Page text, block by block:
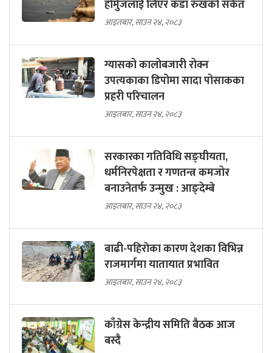
होर्मुजलाई लिएर कडा रुखको संकेत
आइतबार, साउन २४, २०८३
ग्यासको कालोबजारी रोक्न
उपत्यकाका डिपोमा सादा पोसाकका
प्रहरी परिचालन
आइतबार, साउन २४, २०८३
सरकारका गतिविधि सङ्घीयता,
धर्मनिरपेक्षता र गणतन्त्र कमजोर
बनाउनेतर्फ उन्मुख : आङ्देम्बे
आइतबार, साउन २४, २०८३
बाढी-पहिराेका कारण देशका विभिन्न
राजमार्गमा यातायात प्रभावित
आइतबार, साउन २४, २०८३
काँग्रेस केन्द्रीय समिति बैठक आज
बस्दै